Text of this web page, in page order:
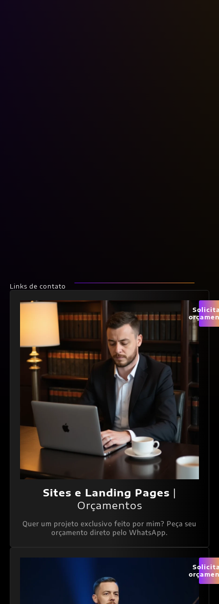
Links de contato
Sites e Landing Pages |
Orçamentos
Quer um projeto exclusivo feito por mim? Peça seu
orçamento direto pelo WhatsApp.